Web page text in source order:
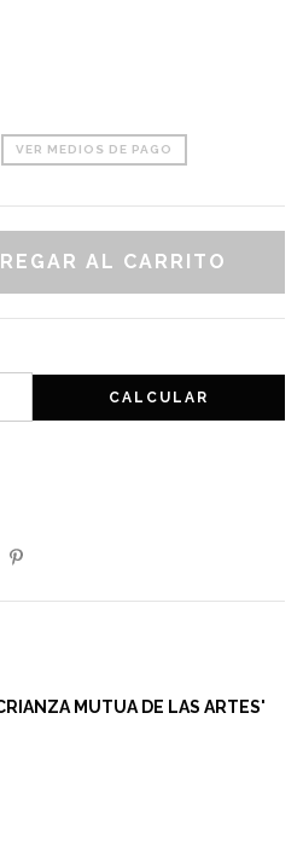
VER MEDIOS DE PAGO
CALCULAR
MUTUA DE LAS ARTES'